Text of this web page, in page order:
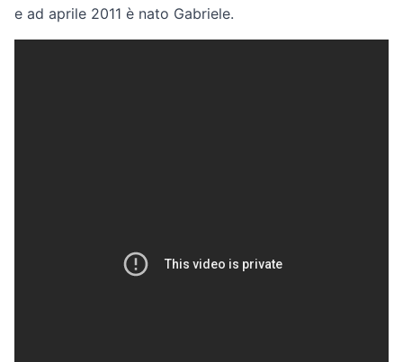
e ad aprile 2011 è nato Gabriele.